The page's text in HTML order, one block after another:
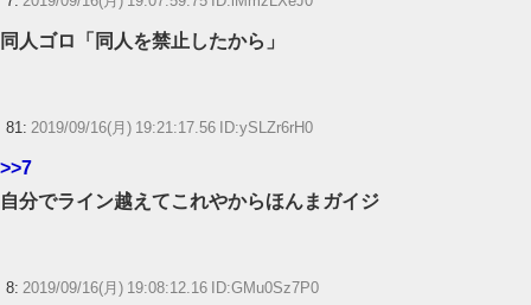
同人ゴロ「同人を禁止したから」
81: 2019/09/16(月) 19:21:17.56 ID:ySLZr6rH0
>>7
自分でライン越えてこれやからほんまガイジ
8: 2019/09/16(月) 19:08:12.16 ID:GMu0Sz7P0